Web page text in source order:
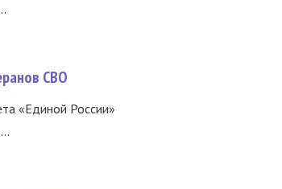
СВО
«Единой России»